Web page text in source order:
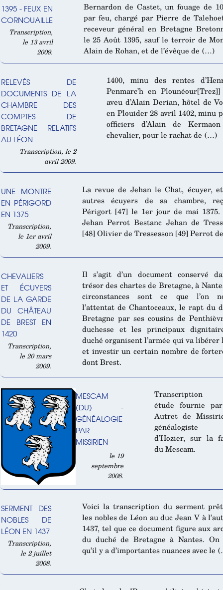
1395 - FEUX EN
CORNOUAILLE
Transcription,
le 13 avril
2009.
Bernardon de Castet, un fouage de
par feu, chargé par Pierre de
receveur général en Bretagne
le 25 Août 1395, sauf le terroir de
Alain de Rohan, et de l’évêque de (…)
RELEVÉS DE
DOCUMENTS DE LA
CHAMBRE DES
COMPTES DE
BRETAGNE RELATIFS
AU LÉON
Transcription, le 2
avril 2009.
1400, minu des rentes
Penmarc’h en Plounéour[Trez]]
aveu d’Alain Derian, hôtel de
en Plouider 28 avril 1402, minu
officiers d’Alain de
chevalier, pour le rachat de (…)
UNE MONTRE
EN PÉRIGORD
EN 1375
Transcription,
le 1er avril
2009.
La revue de Jehan le Chat, écuyer,
autres écuyers de sa chambre,
Périgort [47] le 1er jour de mai
Jehan Perrot Bestanc Jehan de
[48] Olivier de Tressesson [49] Perrot
CHEVALIERS
ET ÉCUYERS
DE LA GARDE
DU CHÂTEAU
DE BREST EN
1420
Transcription,
le 20 mars
2009.
Il s’agit d’un document conservé
trésor des chartes de Bretagne, à
circonstances sont ce que l’on
l’attentat de Chantoceaux, le rapt du
Bretagne par ses cousins de
duchesse et les principaux
duché organisent l’armée qui va libérer
et investir un certain nombre de
dont Brest.
MESCAM
(DU) -
GÉNÉALOGIE
PAR
MISSIRIEN
le 19
septembre
2008.
Transcription
étude fournie
Autret de
généalogiste
d’Hozier, sur la
du Mescam.
SERMENT DES
NOBLES DE
LÉON EN 1437
Transcription,
le 2 juillet
2008.
Voici la transcription du serment
les nobles de Léon au duc Jean V à
1437, tel que ce document figure aux
du duché de Bretagne à Nantes. On
qu’il y a d’importantes nuances avec le